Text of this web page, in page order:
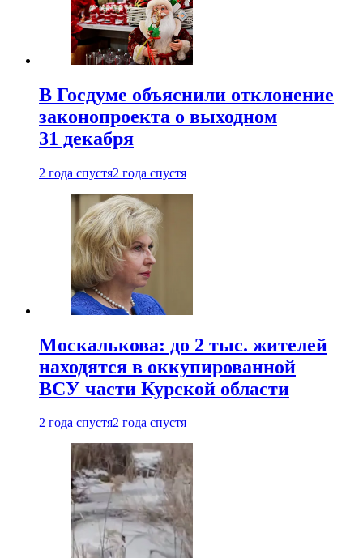
В Госдуме объяснили отклонение
законопроекта о выходном
31 декабря
2 года спустя2 года спустя
Москалькова: до 2 тыс. жителей
находятся в оккупированной
ВСУ части Курской области
2 года спустя2 года спустя